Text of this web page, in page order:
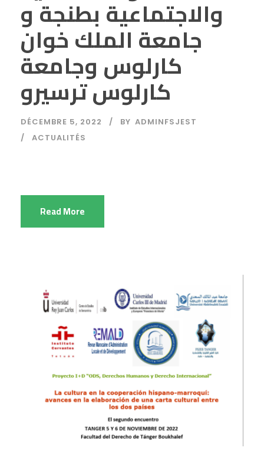
والاجتماعية بطنجة و
جامعة الملك خوان
كارلوس وجامعة
كارلوس ترسيرو
DÉCEMBRE 5, 2022 BY ADMINFSJEST
ACTUALITÉS
Read More